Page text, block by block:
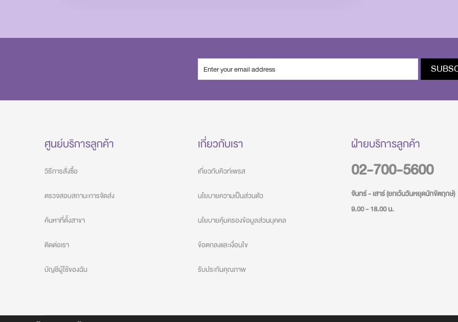
ศูนย์บริการลูกค้า
วิธีการสั่งซื้อ
ตรวจสอบสถานะการจัดส่ง
ค้นหาที่ตั้งสาขา
ติดต่อเรา
บัญชีผู้ใช้ของฉัน
เกี่ยวกับเรา
เกี่ยวกับคิวท์เพรส
นโยบายความเป็นส่วนตัว
นโยบายคุ้มครองข้อมูลส่วนบุคคล
ข้อตกลงและเงื่อนไข
รับประกันคุณภาพ
ฝ่ายบริการลูกค้า
02-700-5600
จันทร์ - เสาร์ (ยกเว้นวันหยุดนักขัตฤกษ์)
9.00 - 18.00 น.